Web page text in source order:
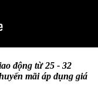
động từ 25 - 32
mãi áp dụng giá